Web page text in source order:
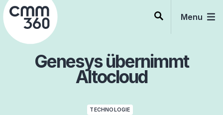
Skip
to
content
Menu
Genesys übernimmt
Altocloud
TECHNOLOGIE